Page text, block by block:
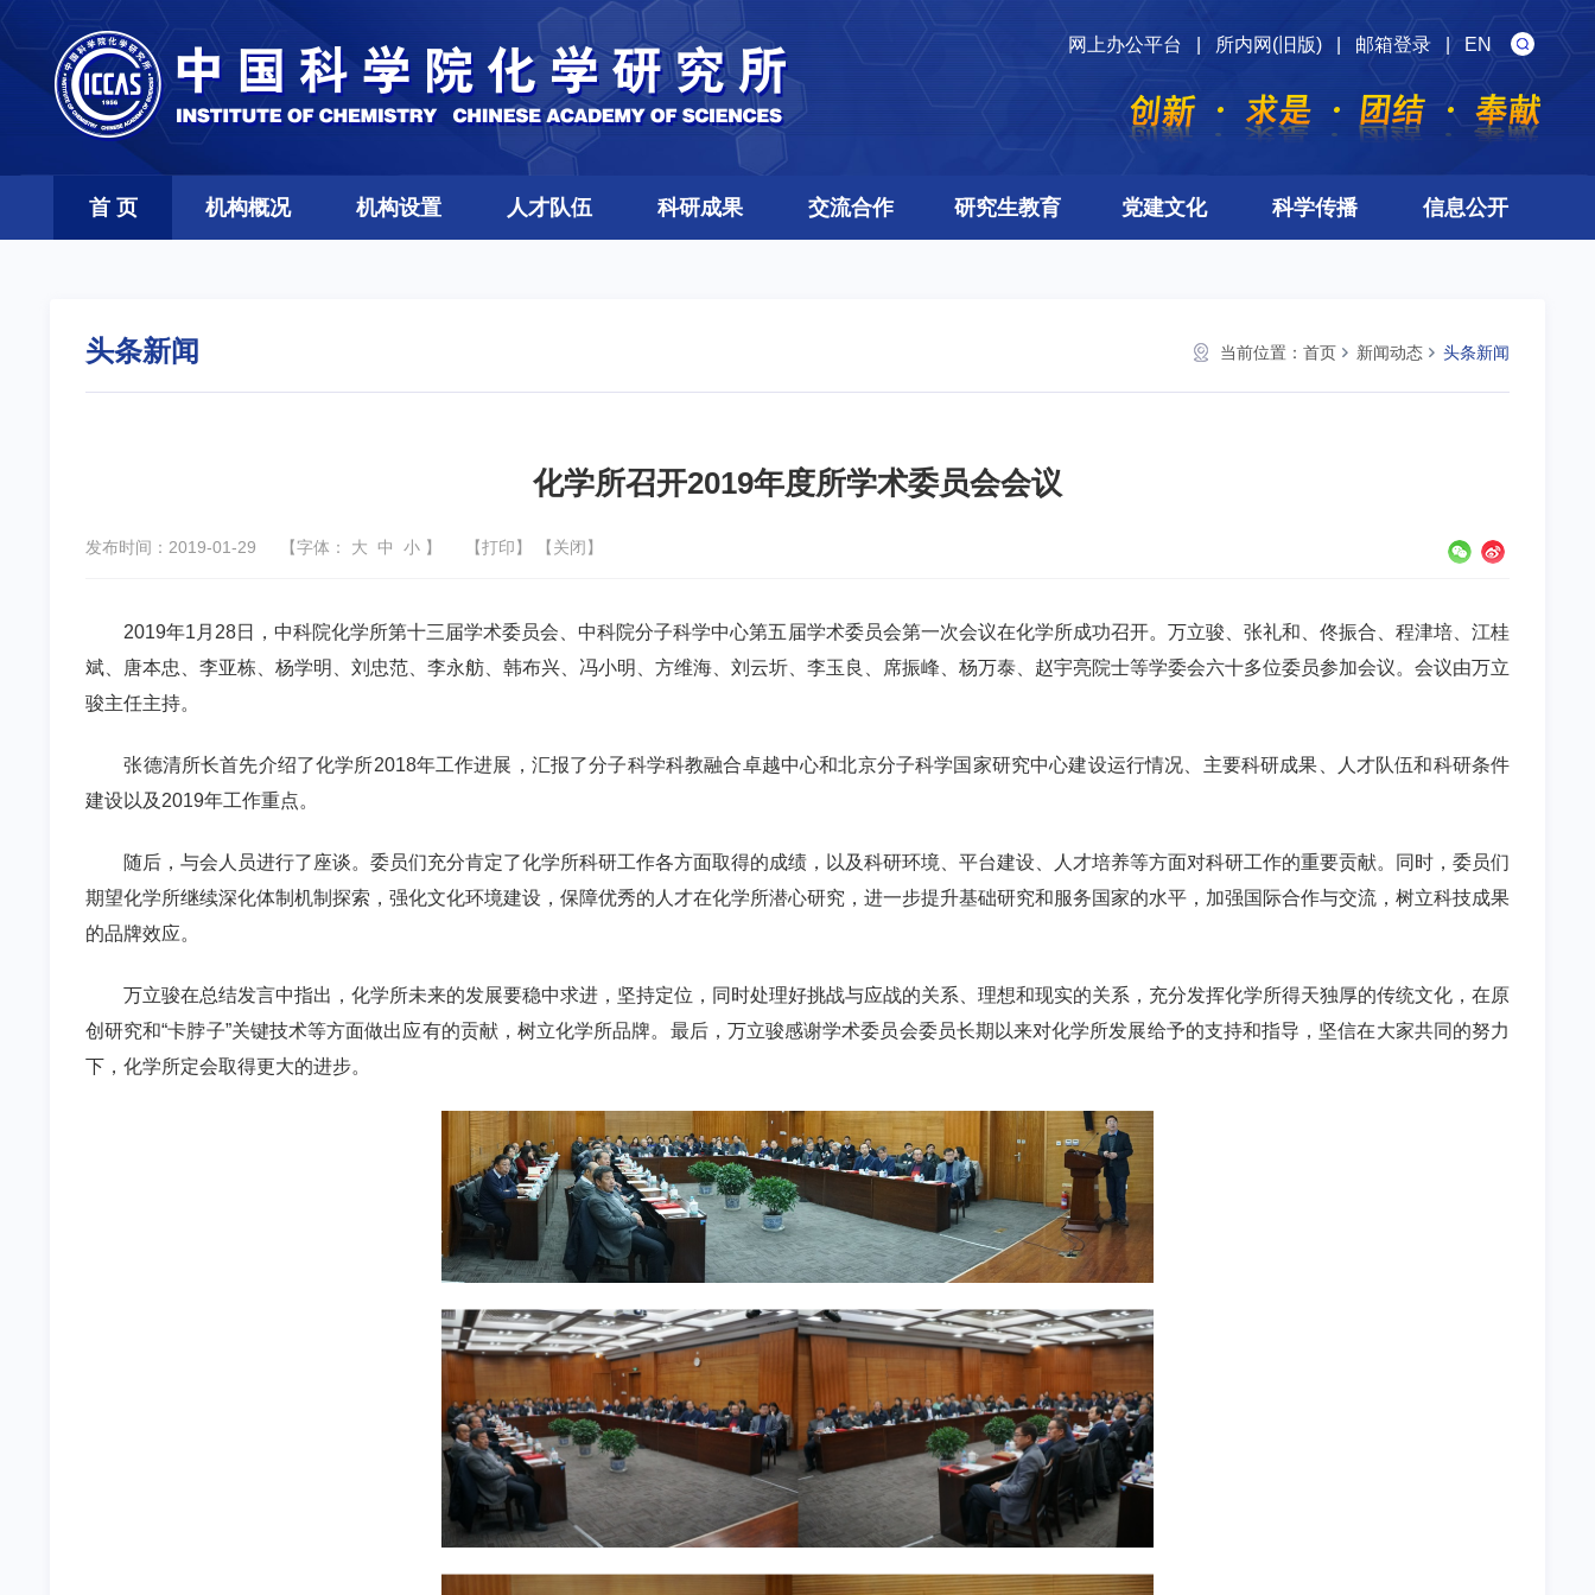
网上办公平台 所内网(旧版) 邮箱登录 |EN
首 页 机构概况 机构设置 人才队伍 科研成果 交流合作 研究生教育 党建文化 科学传播 信息公开
当前位置： 首页 新闻动态 头条新闻
头条新闻
化学所召开2019年度所学术委员会会议
发布时间：2019-01-29 【字体： 大 中 小 】 【打印】 【关闭】
2019年1 月 28日，中科院化学所第十三届学术委员会、中科院分子科学中心第五届学术委员会第一次会议在化学所成功召开。万立骏、张礼和、佟振合、程津培、江桂
斌、唐本忠、李亚栋、杨学明、刘忠范、李永舫、韩布兴、冯小明、方维海、刘云圻、李玉良、席振峰、杨万泰、赵宇亮院士等学委会六十多位委员参加会议。会议由万立
骏主任主持。
张德清所长首先介绍了化学所2018年工作进展，汇报了分子科学科教融合卓越中心和北京分子科学国家研究中心建设运行情况、主要科研成果、人才队伍和科研条件
建设以及 2019年工作重点。
随后，与会人员进行了座谈。委员们充分肯定了化学所科研工作各方面取得的成绩，以及科研环境、平台建设、人才培养等方面对科研工作的重要贡献。同时，委员们
期望化学所继续深化体制机制探索，强化文化环境建设，保障优秀的人才在化学所潜心研究，进一步提升基础研究和服务国家的水平，加强国际合作与交流，树立科技成果
的品牌效应。
万立骏在总结发言中指出，化学所未来的发展要稳中求进，坚持定位，同时处理好挑战与应战的关系、理想和现实的关系，充分发挥化学所得天独厚的传统文化，在原
创研究和“卡脖子”关键技术等方面做出应有的贡献，树立化学所品牌。最后，万立骏感谢学术委员会委员长期以来对化学所发展给予的支持和指导，坚信在大家共同的努力
下，化学所定会取得更大的进步。